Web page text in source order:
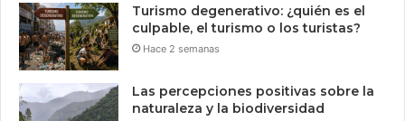
Turismo degenerativo: ¿quién es el
culpable, el turismo o los turistas?
Hace 2 semanas
Las percepciones positivas sobre la
naturaleza y la biodiversidad